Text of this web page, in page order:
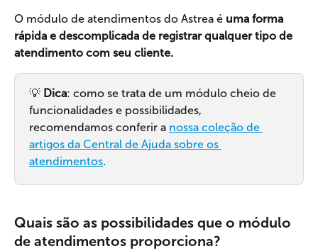
O módulo de atendimentos do Astrea é uma forma
rápida e descomplicada de registrar qualquer tipo de
atendimento com seu cliente.
💡 Dica: como se trata de um módulo cheio de
funcionalidades e possibilidades,
recomendamos conferir a nossa coleção de
artigos da Central de Ajuda sobre os
atendimentos.
Quais são as possibilidades que o módulo
de atendimentos proporciona?